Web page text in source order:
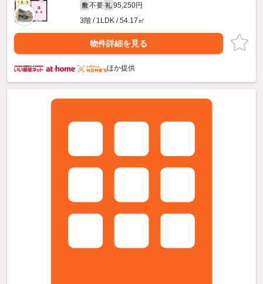
敷 不要 礼 95,250円
3階 / 1LDK / 54.17㎡
物件詳細を見る
ほか提供